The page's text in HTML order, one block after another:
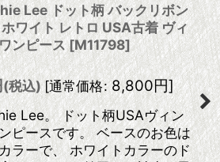
Lee ドット柄 バックリボン
ワイト レトロ USA古着 ヴィ
ンピース[M11798]
(税込)[通常価格: 8,800円]
Lee。 ドット柄USAヴィン
ピースです。 ベースのお色は
ラーで、 ホワイトカラーのド